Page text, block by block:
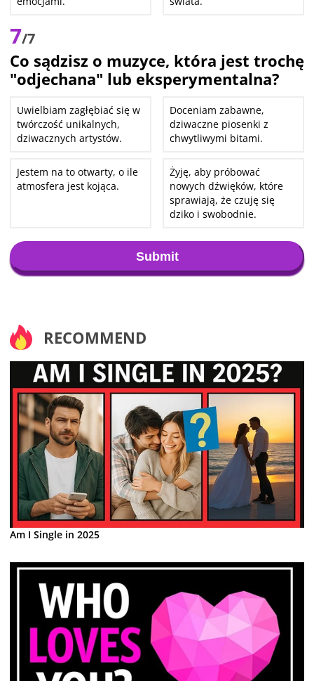
7/7
Co sądzisz o muzyce, która jest trochę
"odjechana" lub eksperymentalna?
Uwielbiam zagłębiać się w
twórczość unikalnych,
dziwacznych artystów.
Doceniam zabawne,
dziwaczne piosenki z
chwytliwymi bitami.
Jestem na to otwarty, o ile
atmosfera jest kojąca.
Żyję, aby próbować
nowych dźwięków, które
sprawiają, że czuję się
dziko i swobodnie.
Submit
RECOMMEND
Am I Single in 2025